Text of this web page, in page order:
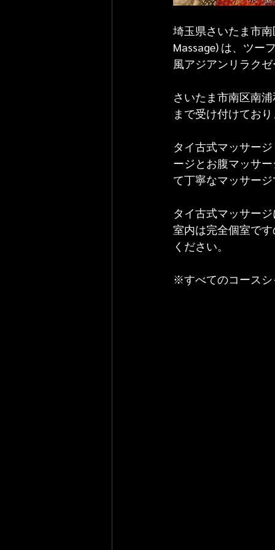
埼玉県さいたま市
Massage) は、ツー
風アジアンリラク
さいたま市南区南
まで受け付けてお
タイ古式マッサー
ージとお腹マッサ
て丁寧なマッサー
タイ古式マッサー
室内は完全個室で
ください。
※すべてのコースシ